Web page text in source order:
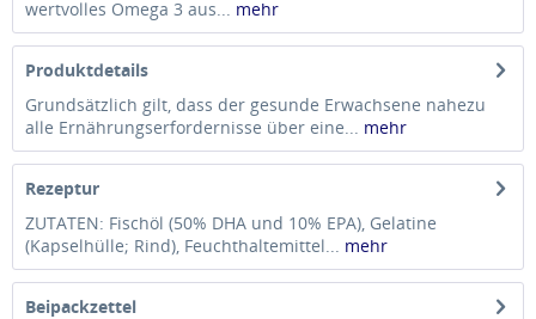
wertvolles Omega 3 aus... mehr
Produktdetails
Grundsätzlich gilt, dass der gesunde Erwachsene nahezu
alle Ernährungserfordernisse über eine... mehr
Rezeptur
ZUTATEN: Fischöl (50% DHA und 10% EPA), Gelatine
(Kapselhülle; Rind), Feuchthaltemittel... mehr
Beipackzettel